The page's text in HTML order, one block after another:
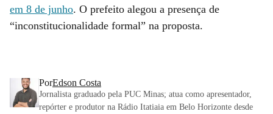
em 8 de junho. O prefeito alegou a presença de
“inconstitucionalidade formal” na proposta.
PorEdson Costa
Jornalista graduado pela PUC Minas; atua como apresentador,
repórter e produtor na Rádio Itatiaia em Belo Horizonte desde